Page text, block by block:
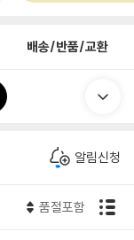
배송/반품/교환
알림신청
품절포함